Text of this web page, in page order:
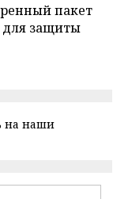
пакет
для защиты
на наши